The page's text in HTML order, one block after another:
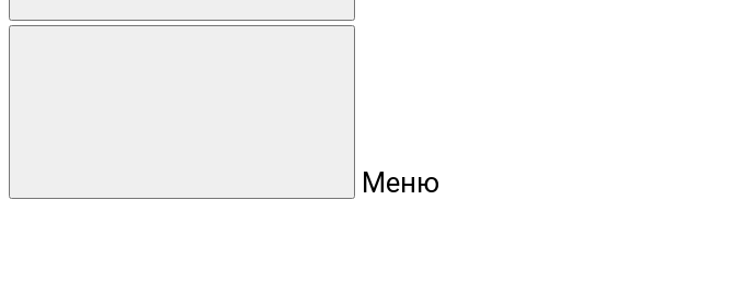
Меню